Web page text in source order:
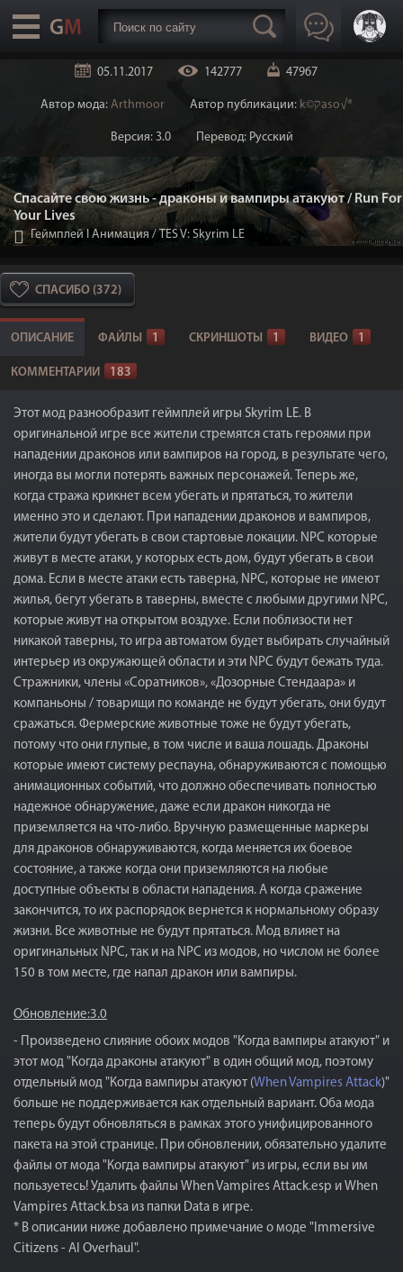
05.11.2017 142777 47967
Автор мода: Arthmoor Автор публикации: k©קaso√®
Версия: 3.0 Перевод: Русский
Спасайте свою жизнь - драконы и вампиры атакуют / Run For
Your Lives
Геймплей I Анимация /TES V: Skyrim LE
СПАСИБО (372)
ОПИСАНИЕ ФАЙЛЫ 1 СКРИНШОТЫ 1 ВИДЕО 1
КОММЕНТАРИИ 183
Этот мод разнообразит геймплей игры Skyrim LE. В
оригинальной игре все жители стремятся стать героями при
нападении драконов или вампиров на город, в результате чего,
иногда вы могли потерять важных персонажей. Теперь же,
когда стража крикнет всем убегать и прятаться, то жители
именно это и сделают. При нападении драконов и вампиров,
жители будут убегать в свои стартовые локации. NPC которые
живут в месте атаки, у которых есть дом, будут убегать в свои
дома. Если в месте атаки есть таверна, NPC, которые не имеют
жилья, бегут убегать в таверны, вместе с любыми другими NPC,
которые живут на открытом воздухе. Если поблизости нет
никакой таверны, то игра автоматом будет выбирать случайный
интерьер из окружающей области и эти NPC будут бежать туда.
Стражники, члены «Соратников», «Дозорные Стендаара» и
компаньоны / товарищи по команде не будут убегать, они будут
сражаться. Фермерские животные тоже не будут убегать,
потому что они глупые, в том числе и ваша лошадь. Драконы
которые имеют систему респауна, обнаруживаются с помощью
анимационных событий, что должно обеспечивать полностью
надежное обнаружение, даже если дракон никогда не
приземляется на что-либо. Вручную размещенные маркеры
для драконов обнаруживаются, когда меняется их боевое
состояние, а также когда они приземляются на любые
доступные объекты в области нападения. А когда сражение
закончится, то их распорядок вернется к нормальному образу
жизни. Все животные не будут прятаться. Мод влияет на
оригинальных NPC, так и на NPC из модов, но числом не более
150 в том месте, где напал дракон или вампиры.
Обновление:3.0
- Произведено слияние обоих модов "Когда вампиры атакуют" и
этот мод "Когда драконы атакуют" в один общий мод, поэтому
отдельный мод "Когда вампиры атакуют (When Vampires Attack)"
больше не поддерживается как отдельный вариант. Оба мода
теперь будут обновляться в рамках этого унифицированного
пакета на этой странице. При обновлении, обязательно удалите
файлы от мода "Когда вампиры атакуют" из игры, если вы им
пользуетесь! Удалить файлы When Vampires Attack.esp и When
Vampires Attack.bsa из папки Data в игре.
* В описании ниже добавлено примечание о моде "Immersive
Citizens - AI Overhaul".